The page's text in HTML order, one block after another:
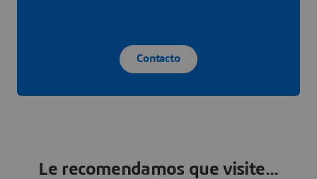
Contacto
Le recomendamos que visite...